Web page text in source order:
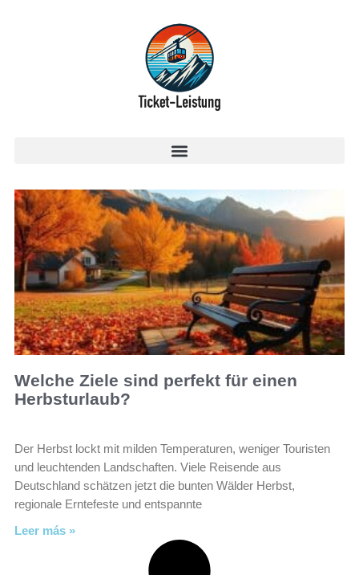
Welche Ziele sind perfekt für einen
Herbsturlaub?
Der Herbst lockt mit milden Temperaturen, weniger Touristen
und leuchtenden Landschaften. Viele Reisende aus
Deutschland schätzen jetzt die bunten Wälder Herbst,
regionale Erntefeste und entspannte
Leer más »